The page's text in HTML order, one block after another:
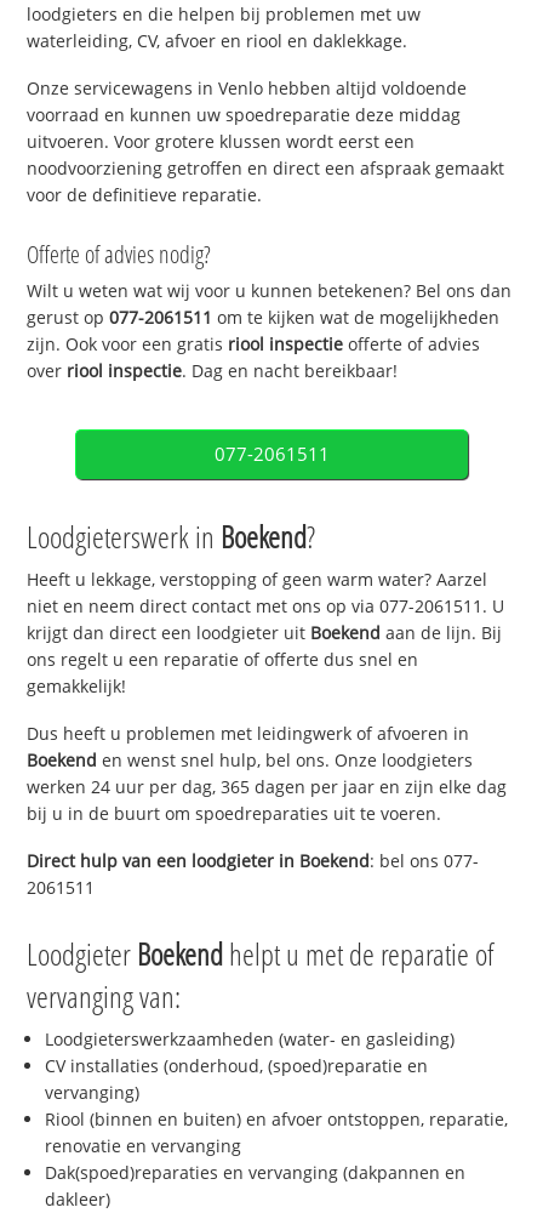
loodgieters en die helpen bij problemen met uw
waterleiding, CV, afvoer en riool en daklekkage.
Onze servicewagens in Venlo hebben altijd voldoende
voorraad en kunnen uw spoedreparatie deze middag
uitvoeren. Voor grotere klussen wordt eerst een
noodvoorziening getroffen en direct een afspraak gemaakt
voor de definitieve reparatie.
Offerte of advies nodig?
Wilt u weten wat wij voor u kunnen betekenen? Bel ons dan
gerust op077-2061511 om te kijken wat de mogelijkheden
zijn. Ook voor een gratis riool inspectie offerte of advies
over riool inspectie. Dag en nacht bereikbaar!
077-2061511
Loodgieterswerk in Boekend?
Heeft u lekkage, verstopping of geen warm water? Aarzel
niet en neem direct contact met ons op via 077-2061511. U
krijgt dan direct een loodgieter uit Boekend aan de lijn. Bij
ons regelt u een reparatie of offerte dus snel en
gemakkelijk!
Dus heeft u problemen met leidingwerk of afvoeren in
Boekend en wenst snel hulp, bel ons. Onze loodgieters
werken 24 uur per dag, 365 dagen per jaar en zijn elke dag
bij u in de buurt om spoedreparaties uit te voeren.
Direct hulp van een loodgieter in Boekend: bel ons 077-
2061511
Loodgieter Boekendhelpt u met de reparatie of
vervanging van:
Loodgieterswerkzaamheden (water- en gasleiding)
CV installaties (onderhoud, (spoed)reparatie en
vervanging)
Riool (binnen en buiten) en afvoer ontstoppen, reparatie,
renovatie en vervanging
Dak(spoed)reparaties en vervanging (dakpannen en
dakleer)